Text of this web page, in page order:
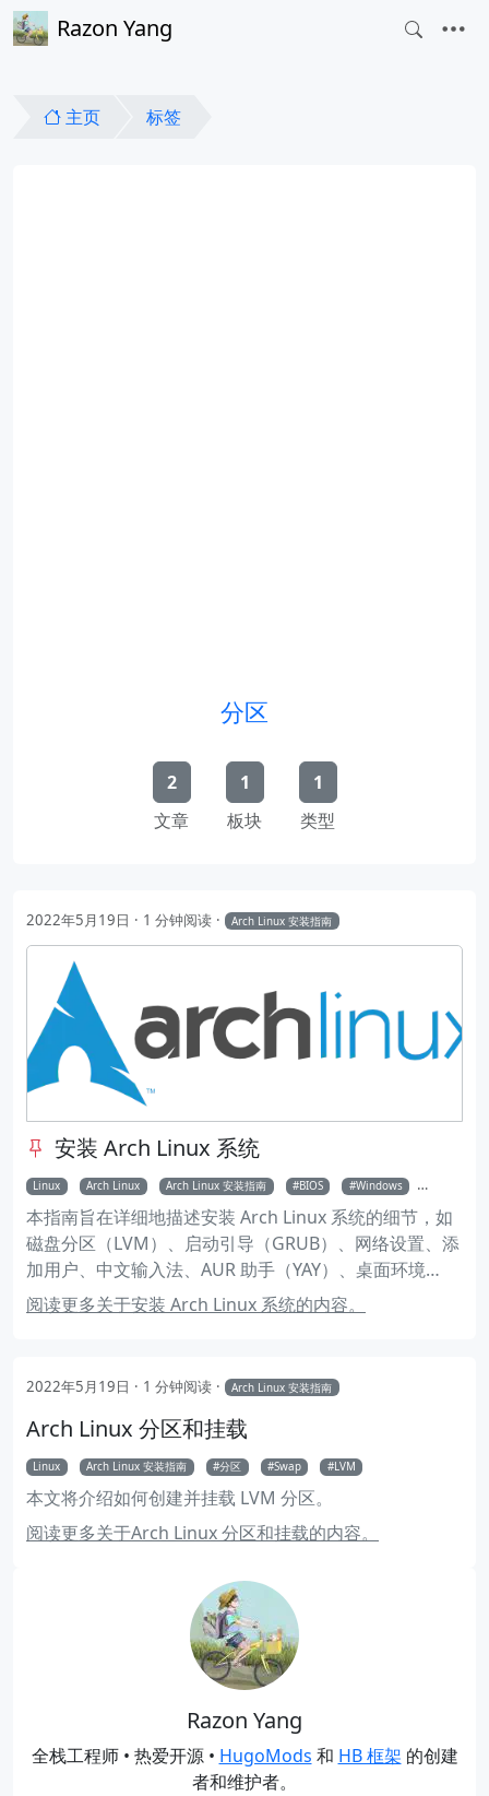
Razon Yang
主页 标签
分区
2
文章
1
板块
1
类型
2022年5月19日 1 分钟阅读 Arch Linux 安装指南
安装 Arch Linux 系统
Linux Arch Linux Arch Linux 安装指南 BIOS Windows
本指南旨在详细地描述安装 Arch Linux 系统的细节，如
磁盘分区（LVM）、启动引导（GRUB）、网络设置、添
加用户、中文输入法、AUR 助手（YAY）、桌面环境
（KDE）等等。
阅读更多关于安装 Arch Linux 系统的内容。
2022年5月19日 1 分钟阅读 Arch Linux 安装指南
Arch Linux 分区和挂载
Linux Arch Linux 安装指南 分区 Swap LVM
本文将介绍如何创建并挂载 LVM 分区。
阅读更多关于Arch Linux 分区和挂载的内容。
Razon Yang
全栈工程师 • 热爱开源 • HugoMods 和 HB 框架 的创建
者和维护者。